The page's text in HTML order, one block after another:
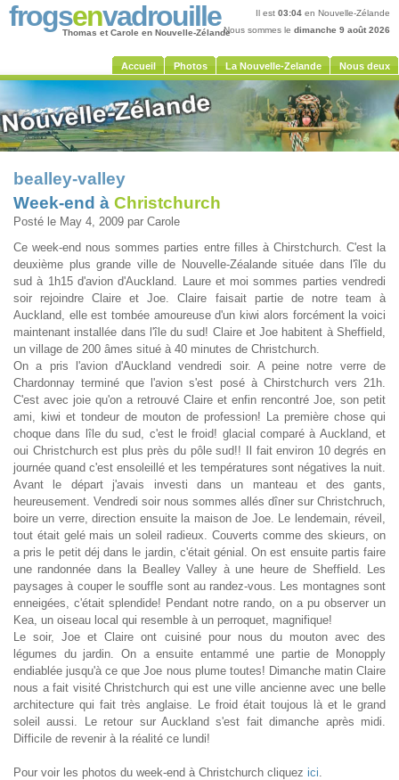
frogsenvadrouille
Thomas et Carole en Nouvelle-Zélande
Il est 03:04 en Nouvelle-Zélande
Nous sommes le dimanche 9 août 2026
Accueil Photos La Nouvelle-Zelande Nous deux
bealley-valley
Week-end à Christchurch
Posté le May 4, 2009 par Carole
Ce week-end nous sommes parties entre filles à Chirstchurch. C'est la
deuxième plus grande ville de Nouvelle-Zéalande située dans l'île du
sud à 1h15 d'avion d'Auckland. Laure et moi sommes parties vendredi
soir rejoindre Claire et Joe. Claire faisait partie de notre team à
Auckland, elle est tombée amoureuse d'un kiwi alors forcément la voici
maintenant installée dans l'île du sud! Claire et Joe habitent à Sheffield,
un village de 200 âmes situé à 40 minutes de Christchurch.
On a pris l'avion d'Auckland vendredi soir. A peine notre verre de
Chardonnay terminé que l'avion s'est posé à Chirstchurch vers 21h.
C'est avec joie qu'on a retrouvé Claire et enfin rencontré Joe, son petit
ami, kiwi et tondeur de mouton de profession! La première chose qui
choque dans lîle du sud, c'est le froid! glacial comparé à Auckland, et
oui Christchurch est plus près du pôle sud!! Il fait environ 10 degrés en
journée quand c'est ensoleillé et les températures sont négatives la nuit.
Avant le départ j'avais investi dans un manteau et des gants,
heureusement. Vendredi soir nous sommes allés dîner sur Christchruch,
boire un verre, direction ensuite la maison de Joe. Le lendemain, réveil,
tout était gelé mais un soleil radieux. Couverts comme des skieurs, on
a pris le petit déj dans le jardin, c'était génial. On est ensuite partis faire
une randonnée dans la Bealley Valley à une heure de Sheffield. Les
paysages à couper le souffle sont au randez-vous. Les montagnes sont
enneigées, c'était splendide! Pendant notre rando, on a pu observer un
Kea, un oiseau local qui resemble à un perroquet, magnifique!
Le soir, Joe et Claire ont cuisiné pour nous du mouton avec des
légumes du jardin. On a ensuite entammé une partie de Monopply
endiablée jusqu'à ce que Joe nous plume toutes! Dimanche matin Claire
nous a fait visité Christchurch qui est une ville ancienne avec une belle
architecture qui fait très anglaise. Le froid était toujous là et le grand
soleil aussi. Le retour sur Auckland s'est fait dimanche après midi.
Difficile de revenir à la réalité ce lundi!
Pour voir les photos du week-end à Christchurch cliquez ici.